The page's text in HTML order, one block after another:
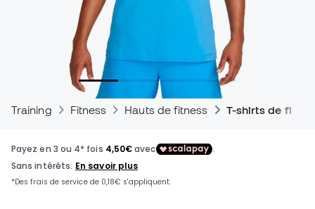
Training Fitness Hauts de fitness T-shirts de